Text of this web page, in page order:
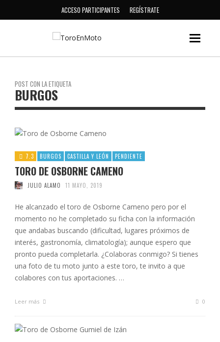
ACCESO PARTICIPANTES REGÍSTRATE
POST CON LA ETIQUETA
BURGOS
7.3 BURGOS CASTILLA Y LEÓN PENDIENTE
TORO DE OSBORNE CAMENO
JULIO ALAMO 11 MAYO, 2019
He alcanzado el toro de Osborne Cameno pero por el
momento no he completado su ficha con la información
que andabas buscando (dificultad, lugares próximos de
interés, gastronomía, climatología); aunque espero que
pronto pueda completarla. ¿Colaboras conmigo? Si tienes
una foto de tu moto junto a este toro, te invito a que
colabores con tus aportaciones. …
Leer más 0